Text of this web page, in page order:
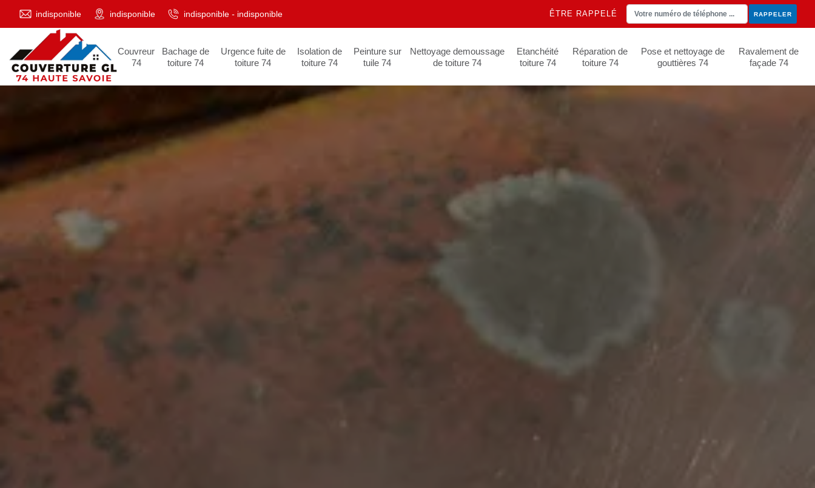
indisponible indisponible indisponible - indisponible ÊTRE RAPPELÉ
Couvreur
74
Bachage de
toiture 74
Urgence fuite de
toiture 74
Isolation de
toiture 74
Peinture sur
tuile 74
Nettoyage demoussage
de toiture 74
Etanchéité
toiture 74
Réparation de
toiture 74
Pose et nettoyage de
gouttières 74
Ravalement de
façade 74